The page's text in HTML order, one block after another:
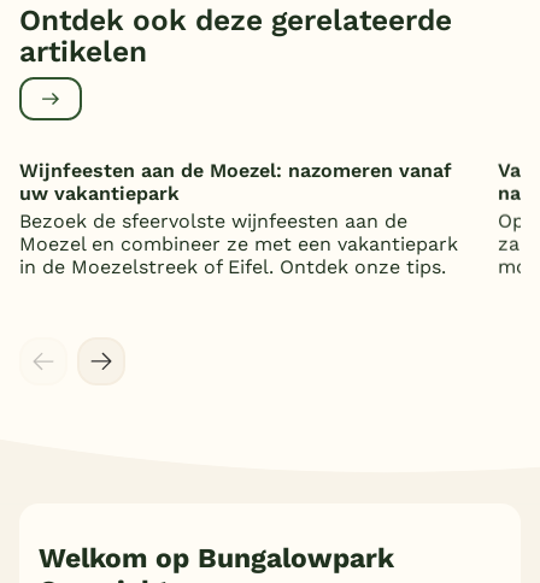
Meer inladen
Ontdek ook deze gerelateerde
artikelen
Wijnfeesten aan de Moezel: nazomeren vanaf
uw vakantiepark
Bezoek de sfeervolste wijnfeesten aan de
Moezel en combineer ze met een vakantiepark
in de Moezelstreek of Eifel. Ontdek onze tips.
Op
Welkom op Bungalowpark